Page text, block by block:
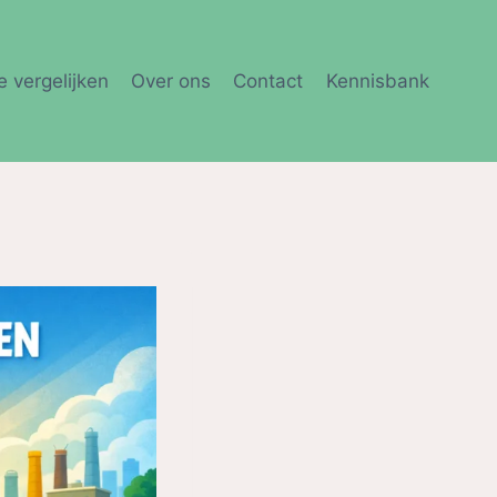
vergelijken Over ons Contact Kennisbank